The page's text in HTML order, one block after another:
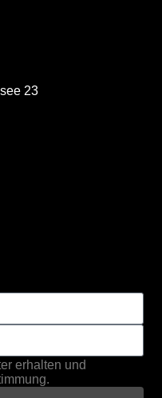
23
erhalten und